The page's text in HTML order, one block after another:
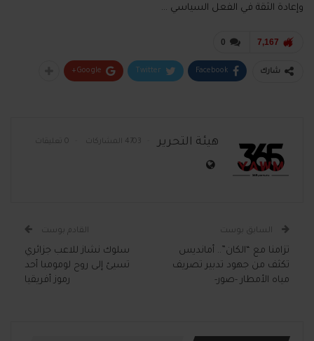
وإعادة الثقة في الفعل السياسي …
0 7,167
شارك Facebook
Twitter
Google+
هيئة التحرير 4703 المشاركات 0 تعليقات
السابق بوست
تزامنا مع “الكان”.. أمانديس
تكثف من جهود تدبير تصريف
مياه الأمطار -صور-
القادم بوست
سلوك نشاز للاعب جزائري
تسيئ إلى روح لومومبا أحد
رموز أفريقيا